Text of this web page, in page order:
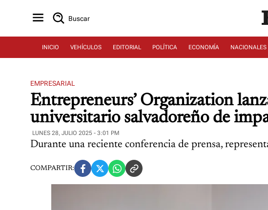
Buscar
INICIO VEHÍCULOS EDITORIAL POLÍTICA ECONOMÍA NACIONALES
EMPRESARIAL
Entrepreneurs’ Organization
universitario salvadoreño de
LUNES 28, JULIO 2025 - 3:01 PM
Durante una reciente conferencia de prensa,
COMPARTIR: